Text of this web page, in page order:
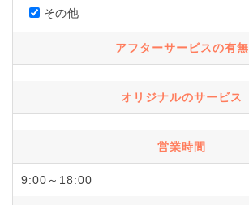
その他
アフターサービスの有無
オリジナルのサービス
営業時間
9:00～18:00